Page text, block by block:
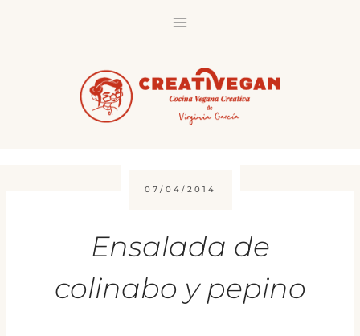
07/04/2014
Ensalada de
colinabo y pepino